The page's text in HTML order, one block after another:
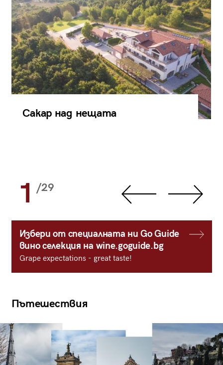
Сакар над нещата
1 /29
Избери от специалната ни Go Guide
вино селекция на wine.goguide.bg
Grape expectations - great taste!
Пътешествия